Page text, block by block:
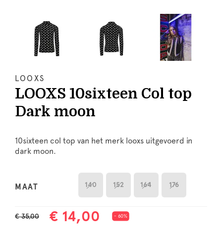
LOOXS
LOOXS 10sixteen Col top
Dark moon
10sixteen col top van het merk looxs uitgevoerd in
dark moon.
MAAT 140 152 164 176
€ 35,00 € 14,00 - 60%